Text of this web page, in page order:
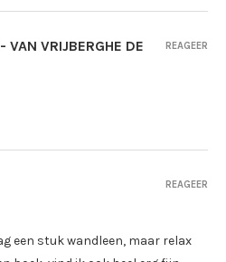
VAN VRIJBERGHE DE
REAGEER
een stuk wandleen, maar relax
REAGEER